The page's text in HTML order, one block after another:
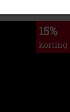
15%
korting